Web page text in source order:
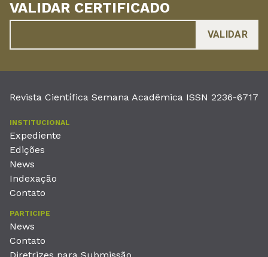
VALIDAR CERTIFICADO
Revista Científica Semana Acadêmica ISSN 2236-6717
INSTITUCIONAL
Expediente
Edições
News
Indexação
Contato
PARTICIPE
News
Contato